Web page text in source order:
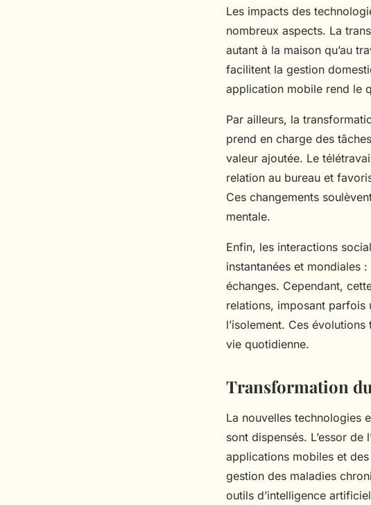
Les impacts des
nombreux aspects. La
autant à la maison qu’au
facilitent la gestion
application mobile rend le
Par ailleurs, la
prend en charge des
valeur ajoutée. Le
relation au bureau et
Ces changements
mentale.
Enfin, les interactions
instantanées et mondiales
échanges. Cependant,
relations, imposant parfois
l’isolement. Ces
vie quotidienne.
Transformation
La nouvelles technologies
sont dispensés. L’essor
applications mobiles et
gestion des maladies
outils d’intelligence